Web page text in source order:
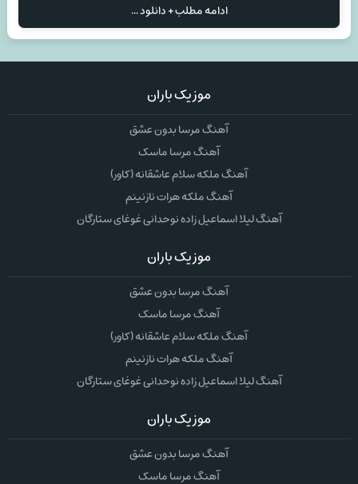
ادامه مطلب + دانلود ...
موزیک باران
آهنگ مرسا بدون عشق
آهنگ مرسا ماسک
آهنگ ملکه سلام عاشقانه (کاور)
آهنگ ملکه هرات نازنینم
آهنگ لیلا اسماعیل زاده نوحدانی غوغای ستارگان
موزیک باران
آهنگ مرسا بدون عشق
آهنگ مرسا ماسک
آهنگ ملکه سلام عاشقانه (کاور)
آهنگ ملکه هرات نازنینم
آهنگ لیلا اسماعیل زاده نوحدانی غوغای ستارگان
موزیک باران
آهنگ مرسا بدون عشق
آهنگ مرسا ماسک